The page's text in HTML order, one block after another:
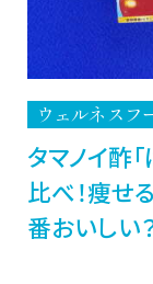
ウェルネスフ
タマノイ酢
比べ！痩せ
番おいしい